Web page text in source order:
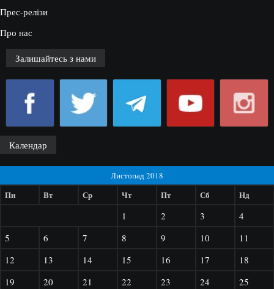
Прес-релізи
Про нас
Залишайтесь з нами
Календар
Листопад 2018
Пн Вт Ср Чт Пт Сб Нд
1 2 3
4
5
6 7 8 9 10
11
12
13 14 15 16 17
18
19
20 21 22 23 24 25